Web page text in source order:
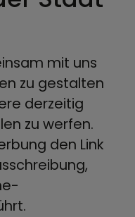
mit uns
zu gestalten
derzeitig
zu werfen.
den Link